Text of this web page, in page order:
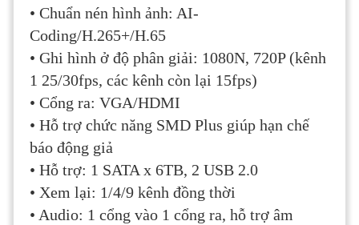
• Chuẩn nén hình ảnh: AI-
Coding/H.265+/H.65
• Ghi hình ở độ phân giải: 1080N, 720P (kênh
1 25/30fps, các kênh còn lại 15fps)
• Cổng ra: VGA/HDMI
• Hỗ trợ chức năng SMD Plus giúp hạn chế
báo động giả
• Hỗ trợ: 1 SATA x 6TB, 2 USB 2.0
• Xem lại: 1/4/9 kênh đồng thời
• Audio: 1 cổng vào 1 cổng ra, hỗ trợ âm